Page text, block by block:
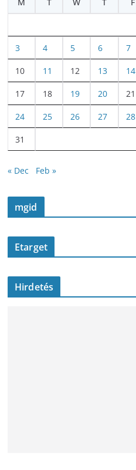
3 4 5 6 7
10 11 12 13 14
17 18 19 20 21
24 25 26 27 28
31
« Dec Feb »
mgid
Etarget
Hirdetés